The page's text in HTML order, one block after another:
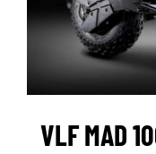
VLF MAD